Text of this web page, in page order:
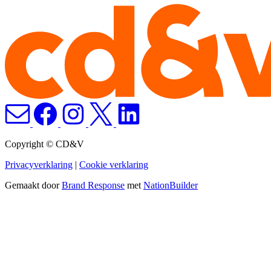
Copyright © CD&V
Privacyverklaring | Cookie verklaring
Gemaakt doorBrand Response met NationBuilder